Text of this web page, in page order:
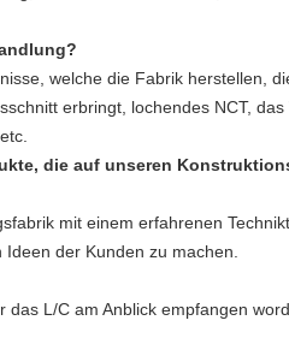
welche die Fabrik herstellen,
erbringt, lochendes NCT,
die auf unseren
mit einem erfahrenen
der Kunden zu machen.
L/C am Anblick empfangen